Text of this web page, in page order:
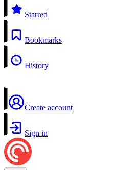
Starred
Bookmarks
History
Create account
Sign in